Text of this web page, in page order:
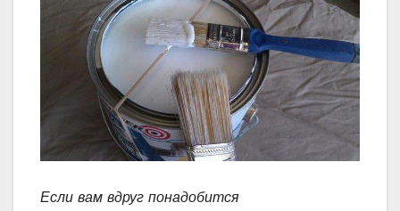
Если вам вдруг понадобится